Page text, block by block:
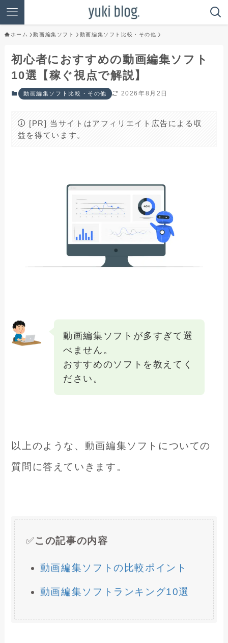
ホーム 動画編集ソフト 動画編集ソフト比較・その他
初心者におすすめの動画編集ソフト
10選【稼ぐ視点で解説】
動画編集ソフト比較・その他 2026年8月2日
[PR] 当サイトはアフィリエイト広告による収
益を得ています。
動画編集ソフトが多すぎて選
べません。
おすすめのソフトを教えてく
ださい。
以上のような、動画編集ソフトについての
質問に答えていきます。
✅この記事の内容
動画編集ソフトの比較ポイント
動画編集ソフトランキング10選